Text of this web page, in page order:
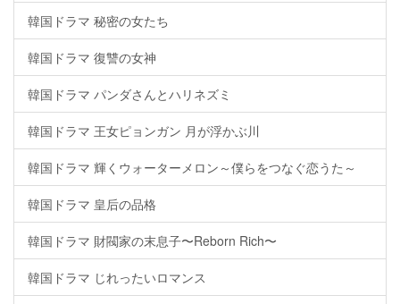
韓国ドラマ 秘密の女たち
韓国ドラマ 復讐の女神
韓国ドラマ パンダさんとハリネズミ
韓国ドラマ 王女ピョンガン 月が浮かぶ川
韓国ドラマ 輝くウォーターメロン～僕らをつなぐ恋うた～
韓国ドラマ 皇后の品格
韓国ドラマ 財閥家の末息子〜Reborn Rich〜
韓国ドラマ じれったいロマンス